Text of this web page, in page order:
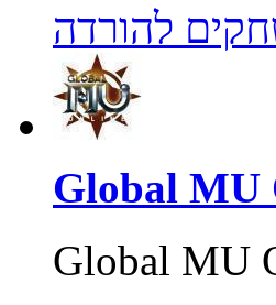
להורדה
Global MU